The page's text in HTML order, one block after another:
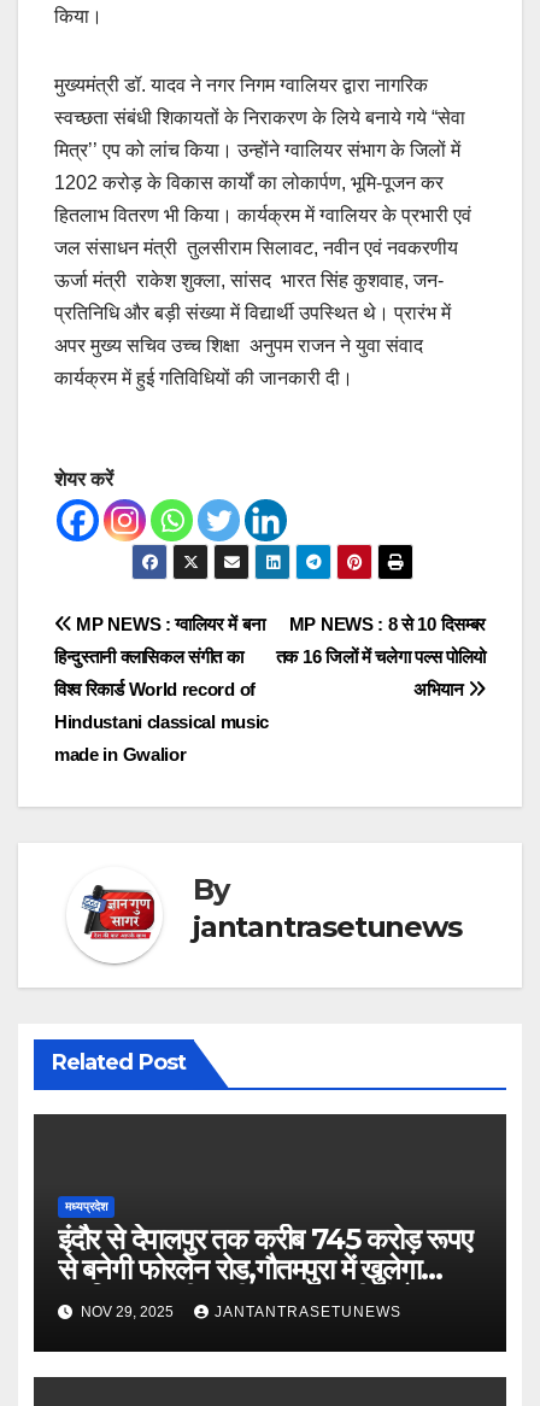
किया।
मुख्यमंत्री डॉ. यादव ने नगर निगम ग्वालियर द्वारा नागरिक
स्वच्छता संबंधी शिकायतों के निराकरण के लिये बनाये गये “सेवा
मित्र’’ एप को लांच किया। उन्होंने ग्वालियर संभाग के जिलों में
1202 करोड़ के विकास कार्यों का लोकार्पण, भूमि-पूजन कर
हितलाभ वितरण भी किया। कार्यक्रम में ग्वालियर के प्रभारी एवं
जल संसाधन मंत्री तुलसीराम सिलावट, नवीन एवं नवकरणीय
ऊर्जा मंत्री राकेश शुक्ला, सांसद भारत सिंह कुशवाह, जन-
प्रतिनिधि और बड़ी संख्या में विद्यार्थी उपस्थित थे। प्रारंभ में
अपर मुख्य सचिव उच्च शिक्षा अनुपम राजन ने युवा संवाद
कार्यक्रम में हुई गतिविधियों की जानकारी दी।
शेयर करें
Post
navigation
MP NEWS : 8 से 10 दिसम्बर
तक 16 जिलों में चलेगा पल्स पोलियो
अभियान
MP NEWS : ग्वालियर में बना
हिन्दुस्तानी क्लासिकल संगीत का
विश्व रिकार्ड World record of
Hindustani classical music
made in Gwalior
By
jantantrasetunews
Related Post
मध्यप्रदेश
इंदौर से देपालपुर तक करीब 745 करोड़ रूपए
से बनेगी फोरलेन रोड,गौतमपुरा में खुलेगा
महाविद्यालय, पीएचसी अब सीएचसी में होगा
अपग्रेड
NOV 29, 2025 JANTANTRASETUNEWS